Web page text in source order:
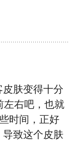
肤变得十分
左右吧，也就
时间，正好
致这个皮肤